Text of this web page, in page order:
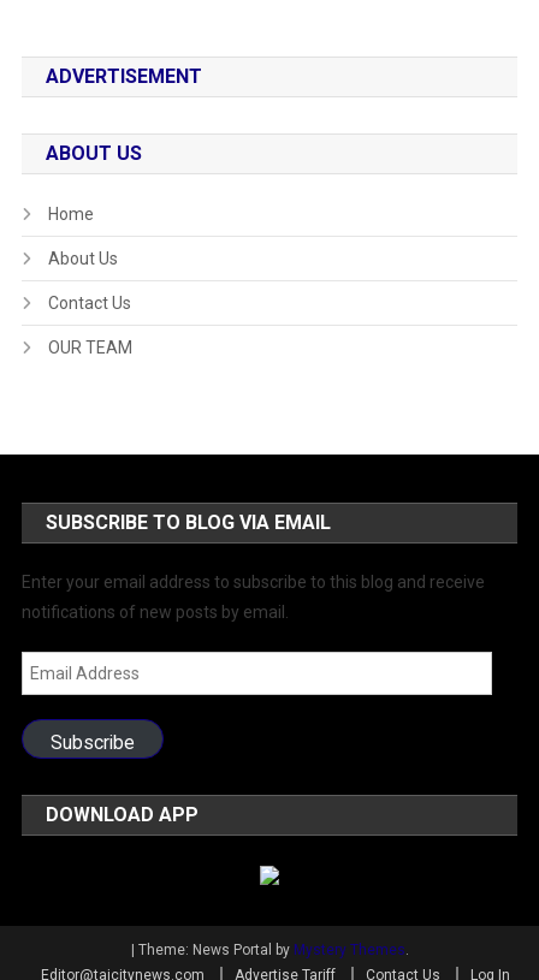
ADVERTISEMENT
ABOUT US
Home
About Us
Contact Us
OUR TEAM
SUBSCRIBE TO BLOG VIA EMAIL
Enter your email address to subscribe to this blog and receive
notifications of new posts by email.
Email
Address
Subscribe
DOWNLOAD APP
| Theme: News Portal by Mystery Themes.
Editor@tajcitynews.com
Advertise Tariff Contact Us Log In